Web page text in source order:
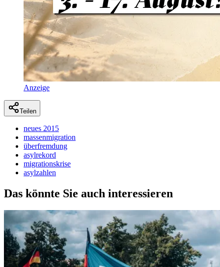
Anzeige
Teilen
neues 2015
massenmigration
überfremdung
asylrekord
migrationskrise
asylzahlen
Das könnte Sie auch interessieren